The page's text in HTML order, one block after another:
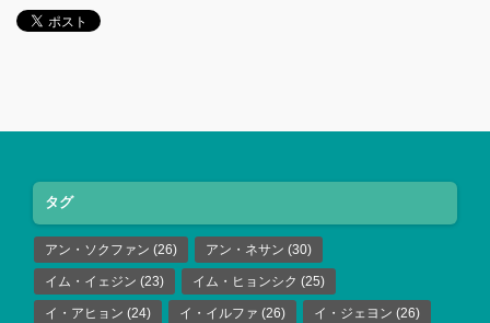
タグ
アン・ソクファン (26) アン・ネサン (30)
イム・イェジン (23) イム・ヒョンシク (25)
イ・アヒョン (24) イ・イルファ (26) イ・ジェヨン (26)